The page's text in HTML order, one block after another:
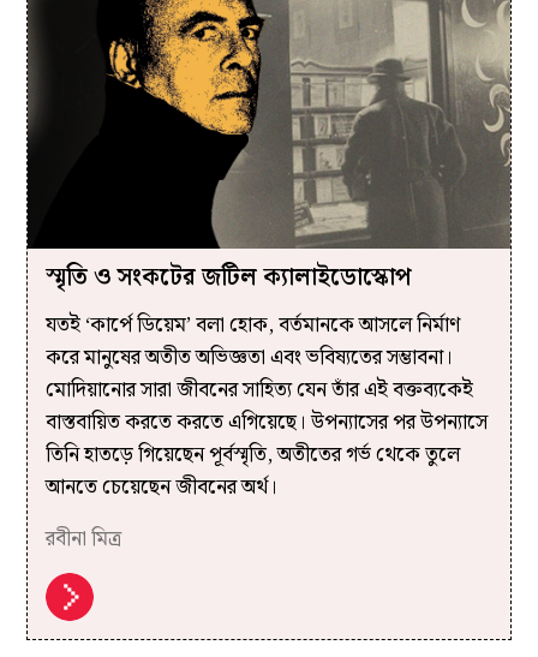
স্মৃতি ও সংকটের জটিল ক্যালাইডোস্কোপ
যতই ‘কার্পে ডিয়েম’ বলা হোক, বর্তমানকে আসলে নির্মাণ
করে মানুষের অতীত অভিজ্ঞতা এবং ভবিষ্যতের সম্ভাবনা।
মোদিয়ানোর সারা জীবনের সাহিত্য যেন তাঁর এই বক্তব্যকেই
বাস্তবায়িত করতে করতে এগিয়েছে। উপন্যাসের পর উপন্যাসে
তিনি হাতড়ে গিয়েছেন পূর্বস্মৃতি, অতীতের গর্ভ থেকে তুলে
আনতে চেয়েছেন জীবনের অর্থ।
রবীনা মিত্র